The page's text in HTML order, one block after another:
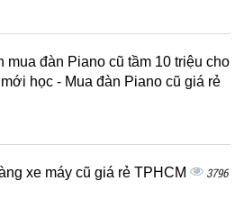
mua đàn Piano cũ tầm 10 triệu cho
học - Mua đàn Piano cũ giá rẻ
xe máy cũ giá rẻ TPHCM 3796